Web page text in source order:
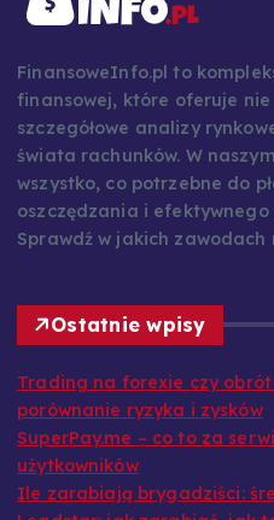
FinansoweInfo.pl to
finansowej, które oferuje
szczegółowe analizy
świata rachunków. W
wszystko, co potrzebne do
oszczędzania i
Sprawdź w jakich
Ostatnie wpisy
Trading na forexie czy
porównanie ryzyka i zysków
SuperPay.me – co to za
użytkowników
Ile zarabiają brygadziści: